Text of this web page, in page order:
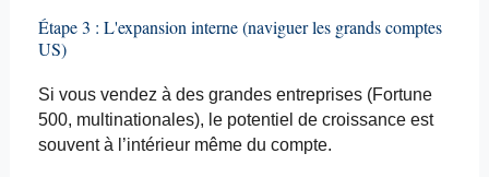
Étape 3 : L'expansion interne (naviguer les grands comptes
US)
Si vous vendez à des grandes entreprises (Fortune
500, multinationales), le potentiel de croissance est
souvent à l’intérieur même du compte.